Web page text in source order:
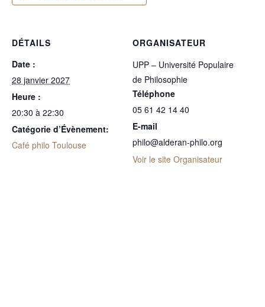
DÉTAILS
Date :
28 janvier 2027
Heure :
20:30 à 22:30
Catégorie d’Évènement:
Café philo Toulouse
ORGANISATEUR
UPP – Université Populaire
de Philosophie
Téléphone
05 61 42 14 40
E-mail
philo@alderan-philo.org
Voir le site Organisateur